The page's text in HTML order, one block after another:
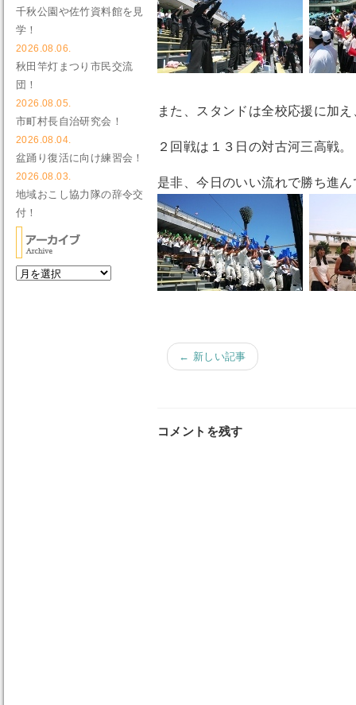
また、スタンドは全校応援に加
２回戦は１３日の対古河三高戦。
是非、今日のいい流れで勝ち進
← 新しい記事
コメントを残す
千秋公園や佐竹資料館を見
学！
2026.08.06.
秋田竿灯まつり市民交流
団！
2026.08.05.
市町村長自治研究会！
2026.08.04.
盆踊り復活に向け練習会！
2026.08.03.
地域おこし協力隊の辞令交
付！